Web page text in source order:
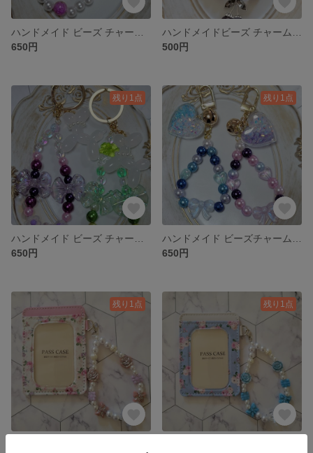
650円
500円
残り1点
650円
残り1点
650円
残り1点 残り1点